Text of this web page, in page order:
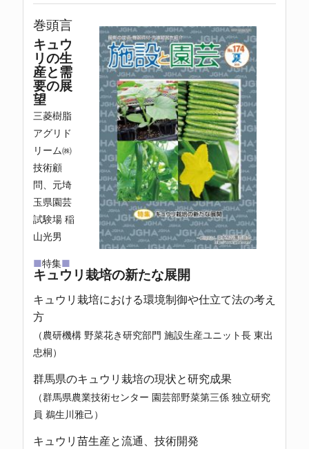
巻頭言
キュウ
リの生
産と需
要の展
望
三菱樹脂
アグリド
リーム㈱
技術顧
問、元埼
玉県園芸
試験場 稲
山光男
■特集■
キュウリ栽培の新たな展開
キュウリ栽培における環境制御や仕立て法の考え
方
（農研機構 野菜花き研究部門 施設生産ユニット長 東出
忠桐）
群馬県のキュウリ栽培の現状と研究成果
（群馬県農業技術センター 園芸部野菜第三係 独立研究
員 鵜生川雅己）
キュウリ苗生産と流通、技術開発